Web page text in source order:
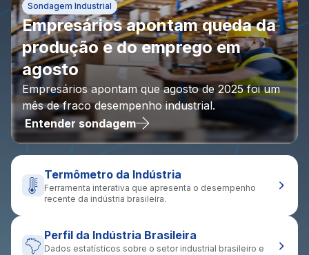
Sondagem Industrial
Empresários apontam queda da
produção e do emprego em
agosto
Empresários apontam que agosto de 2025 foi um
mês de fraco desempenho industrial.
Entender sondagem
Termômetro da Indústria
Ferramenta interativa que apresenta o desempenho
recente da indústria brasileira.
Perfil da Indústria Brasileira
Dados estatísticos sobre o setor industrial brasileiro e